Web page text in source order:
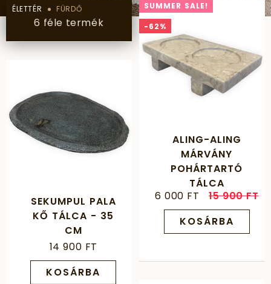
ÉLETTÉR FÜRDŐ
6 féle termék
SUMMER SALE!
-62%
ALING-ALING
MÁRVÁNY
POHÁRTARTÓ
TÁLCA
6 000 FT
15 900 FT
KOSÁRBA
SEKUMPUL PALA
KŐ TÁLCA - 35
CM
14 900 FT
KOSÁRBA